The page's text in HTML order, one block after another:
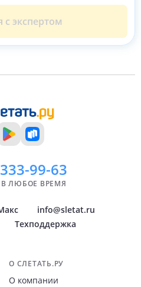
с экспертом
333-99-63
ЛЮБОЕ ВРЕМЯ
info@sletat.ru
Техподдержка
О СЛЕТАТЬ.РУ
О компании